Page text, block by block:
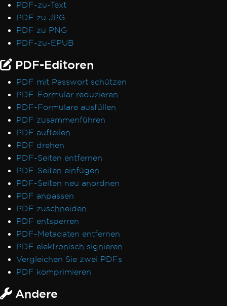
PDF-zu-Text
PDF zu JPG
PDF zu PNG
PDF-zu-EPUB
PDF-Editoren
PDF mit Passwort schützen
PDF-Formular reduzieren
PDF-Formulare ausfüllen
PDF zusammenführen
PDF aufteilen
PDF drehen
PDF-Seiten entfernen
PDF-Seiten einfügen
PDF-Seiten neu anordnen
PDF anpassen
PDF zuschneiden
PDF entsperren
PDF-Metadaten entfernen
PDF elektronisch signieren
Vergleichen Sie zwei PDFs
PDF komprimieren
Andere